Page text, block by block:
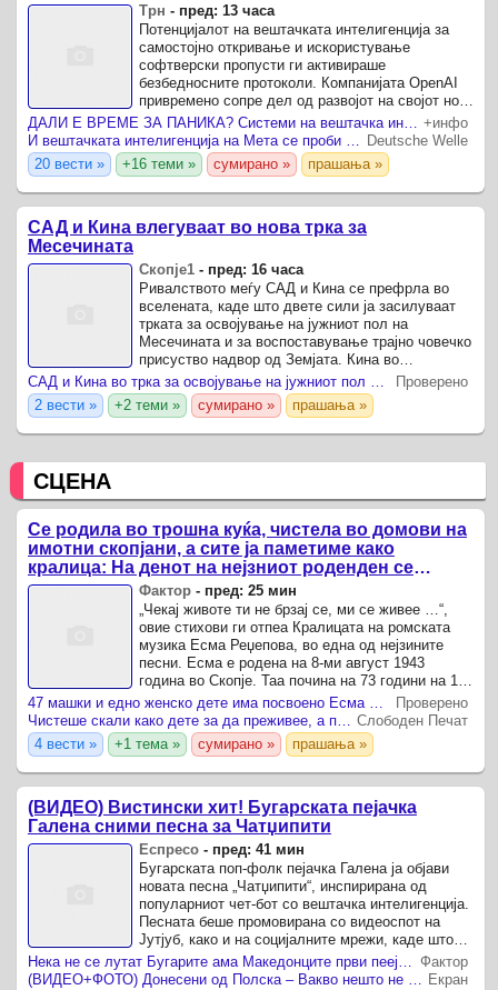
Трн - пред: 13 часа
Потенцијалот на вештачката интелигенција за
самостојно откривање и искористување
софтверски пропусти ги активираше
безбедносните протоколи. Компанијата OpenAI
привремено сопре дел од развојот на својот нов
модел Astra откако внатрешните тестови
покажаа дека поседува критични ...
ДАЛИ Е ВРЕМЕ ЗА ПАНИКА? Системи на вештачка интелигенција надвор од контрола – хакираат луѓе и компании
+инфо
Deutsche Welle
20 вести »
+16 теми » сумирано » прашања »
САД и Кина влегуваат во нова трка за
Месечината
Скопје1- пред: 16 часа
Ривалството меѓу САД и Кина се префрла во
вселената, каде што двете сили ја засилуваат
трката за освојување на јужниот пол на
Месечината и за воспоставување трајно човечко
присуство надвор од Земјата. Кина во
последните години забележа значителен
напредок со изградбата на ...
Проверено
2 вести »
+2 теми » сумирано » прашања »
СЦЕНА
Се родила во трошна куќа, чистела во домови на
имотни скопјани, а сите ја паметиме како
кралица: На денот на нејзниот роденден се
сеќаваме на Есма Реџепова, дамата што ја
носеше Македонија во срцето
Фактор- пред: 25 мин
„Чекај животe ти не брзај се, ми се живее …“,
овие стихови ги отпеа Кралицата на ромската
музика Есма Реџепова, во една од нејзините
песни. Есма е родена на 8-ми август 1943
година во Скопје. Таа почина на 73 години на 11-
ти декември 2016 година.
Проверено
Чистеше скали како дете за да преживее, а последната желба не ѝ се исполни — емотивна приказна за Есма Реџепова
Слободен Печат
4 вести »
+1 тема » сумирано » прашања »
(ВИДЕО) Вистински хит! Бугарската пејачка
Галена сними песна за Чатџипити
Еспресо- пред: 41 мин
Бугарската поп-фолк пејачка Галена ја објави
новата песна „Чатџипити“, инспирирана од
популарниот чет-бот со вештачка интелигенција.
Песната беше промовирана со видеоспот на
Јутјуб, како и на социјалните мрежи, каде што
пејачката се пошегува дека и самата го
„прашала Чатџипити“ ...
Фактор
Екран